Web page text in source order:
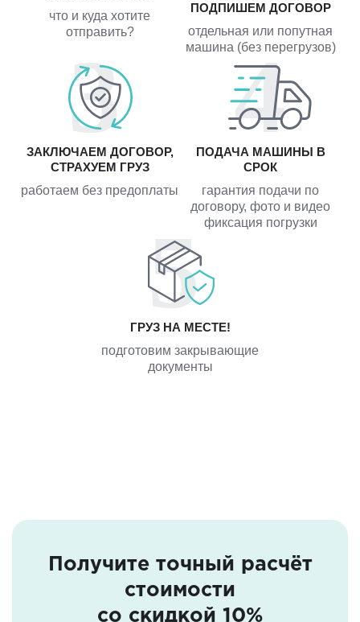
что и куда хотите
отправить?
ПОДПИШЕМ ДОГОВОР
отдельная или попутная
машина (без перегрузов)
ЗАКЛЮЧАЕМ ДОГОВОР,
СТРАХУЕМ ГРУЗ
работаем без предоплаты
ПОДАЧА МАШИНЫ В
СРОК
гарантия подачи по
договору, фото и видео
фиксация погрузки
ГРУЗ НА МЕСТЕ!
подготовим закрывающие
документы
Получите точный расчёт
стоимости
со скидкой 10%